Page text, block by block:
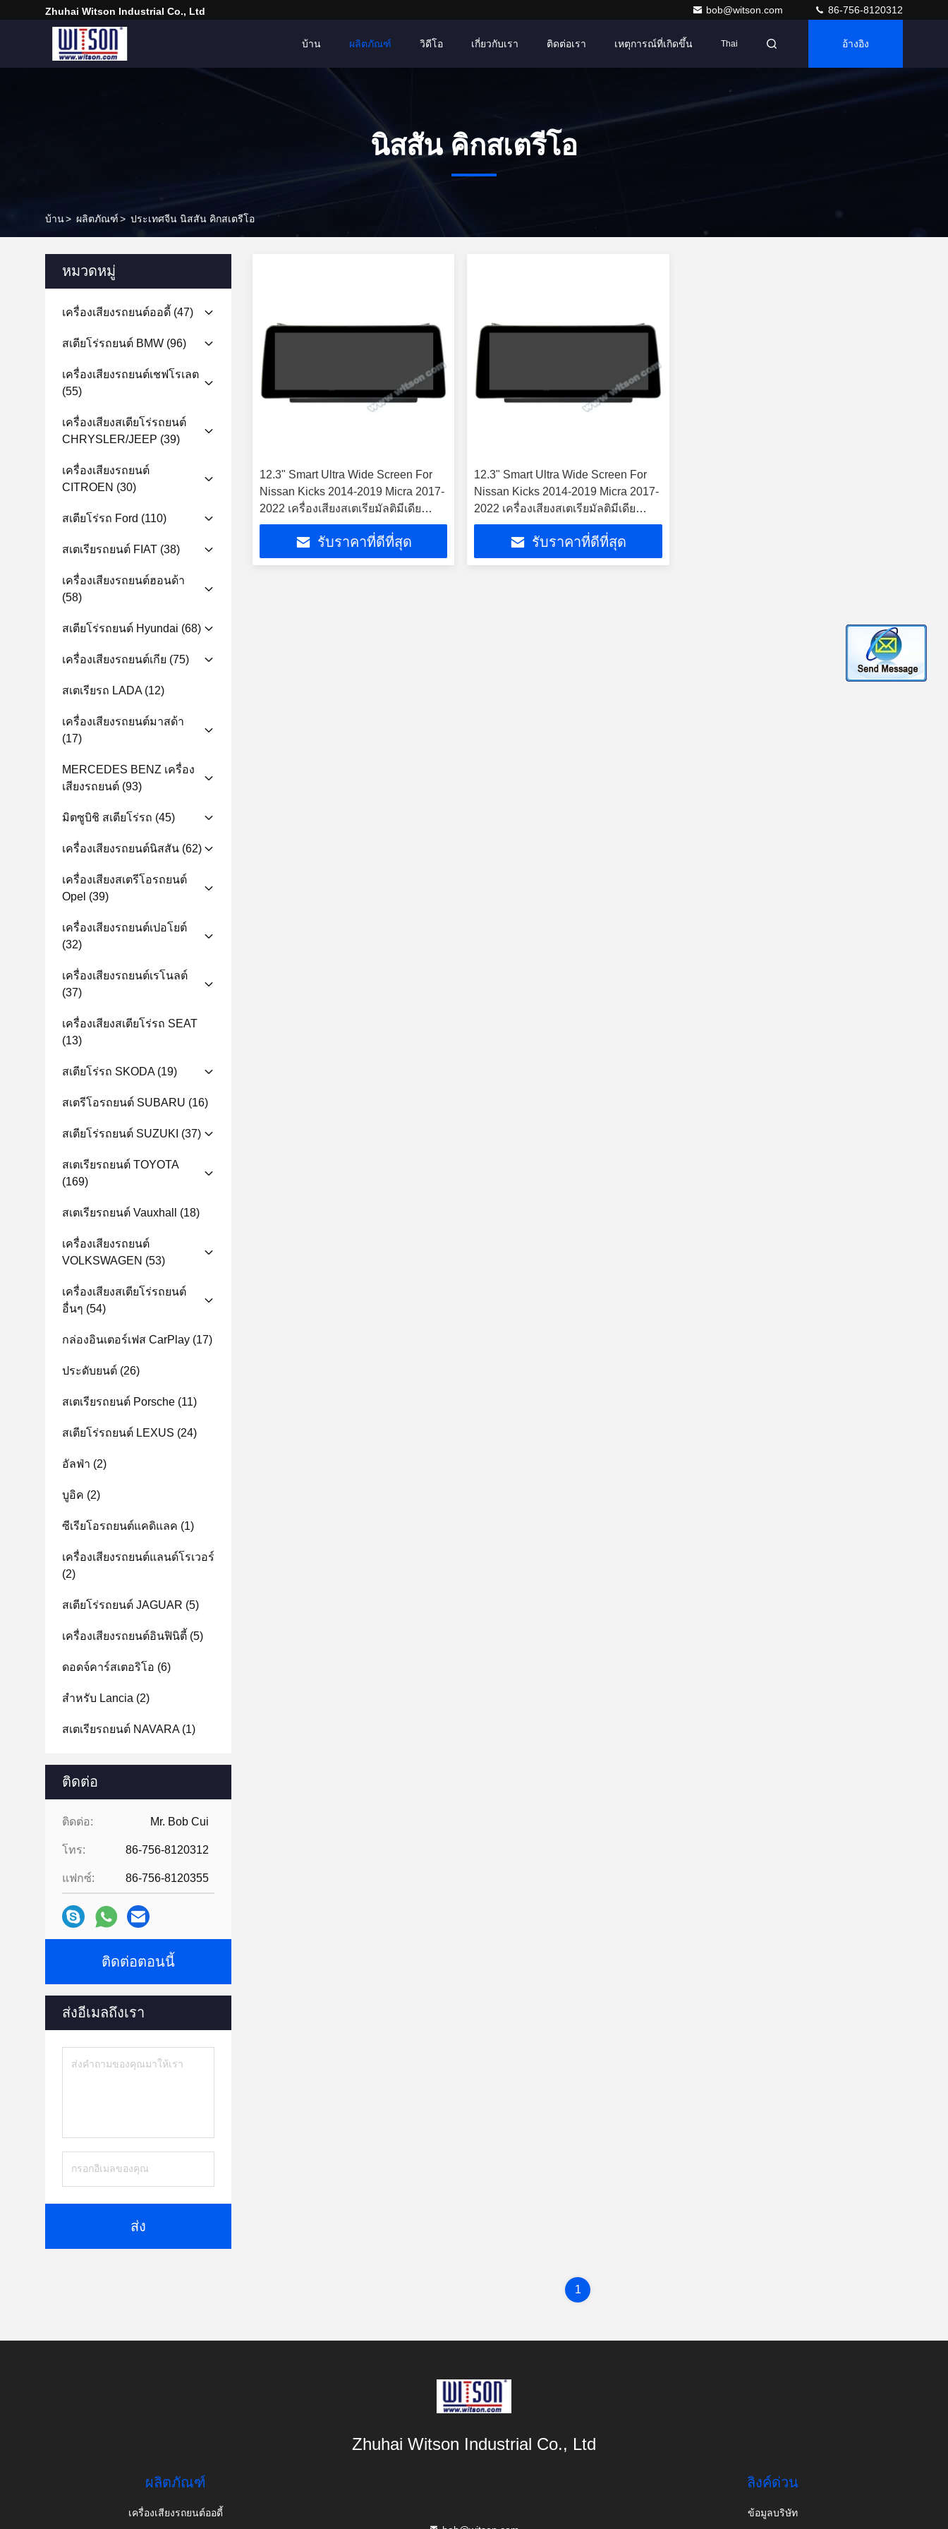
Zhuhai Witson Industrial Co., Ltd bob@witson.com 86-756-8120312
บ้าน ผลิตภัณฑ์ วิดีโอ เกี่ยวกับเรา ติดต่อเรา เหตุการณ์ที่เกิดขึ้น Thai อ้างอิง
นิสสัน คิกสเตรีโอ
บ้าน> ผลิตภัณฑ์> ประเทศจีน นิสสัน คิกสเตรีโอ
หมวดหมู่
เครื่องเสียงรถยนต์ออดี้ (47)
สเตียโร่รถยนต์ BMW (96)
เครื่องเสียงรถยนต์เชฟโรเลต
(55)
เครื่องเสียงสเตียโร่รถยนต์
CHRYSLER/JEEP (39)
เครื่องเสียงรถยนต์
CITROEN (30)
สเตียโร่รถ Ford (110)
สเตเรียรถยนต์ FIAT (38)
เครื่องเสียงรถยนต์ฮอนด้า
(58)
สเตียโร่รถยนต์ Hyundai (68)
เครื่องเสียงรถยนต์เกีย (75)
สเตเรียรถ LADA(12)
เครื่องเสียงรถยนต์มาสด้า
(17)
MERCEDES BENZ เครื่อง
เสียงรถยนต์ (93)
มิตซูบิชิ สเตียโร่รถ (45)
เครื่องเสียงรถยนต์นิสสัน (62)
เครื่องเสียงสเตรีโอรถยนต์
Opel (39)
เครื่องเสียงรถยนต์เปอโยต์
(32)
เครื่องเสียงรถยนต์เรโนลต์
(37)
เครื่องเสียงสเตียโร่รถ SEAT
(13)
สเตียโร่รถ SKODA(19)
สเตรีโอรถยนต์ SUBARU (16)
สเตียโร่รถยนต์ SUZUKI (37)
สเตเรียรถยนต์ TOYOTA
(169)
สเตเรียรถยนต์ Vauxhall (18)
เครื่องเสียงรถยนต์
VOLKSWAGEN (53)
เครื่องเสียงสเตียโร่รถยนต์
อื่นๆ (54)
กล่องอินเตอร์เฟส CarPlay (17)
ประดับยนต์ (26)
สเตเรียรถยนต์ Porsche (11)
สเตียโร่รถยนต์ LEXUS (24)
อัลฟ่า (2)
บูอิค (2)
ซีเรียโอรถยนต์แคดิแลค (1)
เครื่องเสียงรถยนต์แลนด์โรเวอร์
(2)
สเตียโร่รถยนต์ JAGUAR (5)
เครื่องเสียงรถยนต์อินฟินิตี้ (5)
ดอดจ์คาร์สเตอริโอ (6)
สําหรับ Lancia (2)
สเตเรียรถยนต์ NAVARA(1)
ติดต่อ
ติดต่อ: Mr. Bob Cui
โทร: 86-756-8120312
แฟกซ์: 86-756-8120355
ติดต่อตอนนี้
ส่งอีเมลถึงเรา
ส่ง
12.3" Smart Ultra Wide Screen For
Nissan Kicks 2014-2019 Micra 2017-
2022 เครื่องเสียงสเตเรียมัลติมีเดีย
รถยนต์
รับราคาที่ดีที่สุด
12.3" Smart Ultra Wide Screen For
Nissan Kicks 2014-2019 Micra 2017-
2022 เครื่องเสียงสเตเรียมัลติมีเดีย
รถยนต์
รับราคาที่ดีที่สุด
1
Zhuhai Witson Industrial Co., Ltd
ผลิตภัณฑ์
เครื่องเสียงรถยนต์ออดี้
ลิงค์ด่วน
ข้อมูลบริษัท